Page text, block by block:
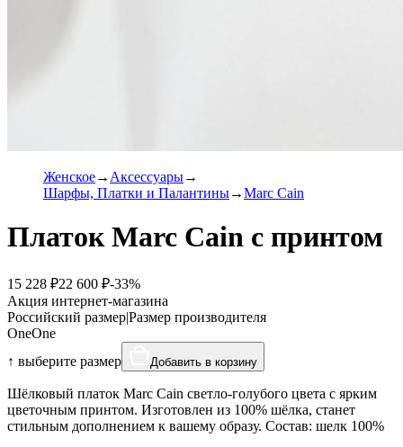
Женское
Аксессуары
Шарфы, Платки и Палантины
Marc Cain
Платок Marc Cain с принтом
15 228 ₽22 600 ₽-33%
Акция интернет-магазина
Российский размер|Размер производителя
OneOne
↑ выберите размер
Добавить в корзину
Шёлковый платок Marc Cain светло-голубого цвета с ярким
цветочным принтом. Изготовлен из 100% шёлка, станет
стильным дополнением к вашему образу. Состав: шелк 100%